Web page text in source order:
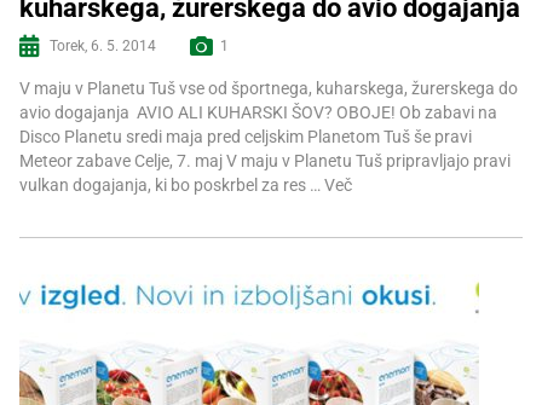
Več informacij
kuharskega, žurerskega do avio dogajanja
Torek, 6. 5. 2014 1
V maju v Planetu Tuš vse od športnega, kuharskega, žurerskega do
avio dogajanja AVIO ALI KUHARSKI ŠOV? OBOJE! Ob zabavi na
Disco Planetu sredi maja pred celjskim Planetom Tuš še pravi
Meteor zabave Celje, 7. maj V maju v Planetu Tuš pripravljajo pravi
vulkan dogajanja, ki bo poskrbel za res … Več